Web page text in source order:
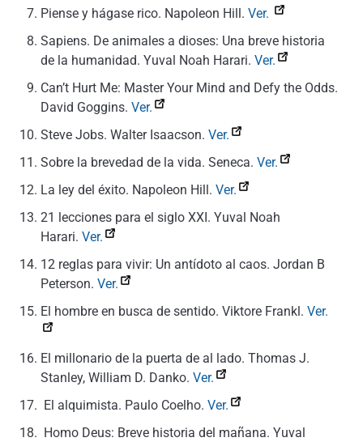
Piense y hágase rico. Napoleon Hill. Ver.
Sapiens. De animales a dioses: Una breve historia
de la humanidad. Yuval Noah Harari. Ver.
Can’t Hurt Me: Master Your Mind and Defy the Odds.
David Goggins. Ver.
Steve Jobs. Walter Isaacson. Ver.
Sobre la brevedad de la vida. Seneca. Ver.
La ley del éxito. Napoleon Hill. Ver.
21 lecciones para el siglo XXI. Yuval Noah
Harari. Ver.
12 reglas para vivir: Un antídoto al caos. Jordan B
Peterson. Ver.
El hombre en busca de sentido. Viktore Frankl. Ver.
El millonario de la puerta de al lado. Thomas J.
Stanley, William D. Danko. Ver.
El alquimista. Paulo Coelho. Ver.
Homo Deus: Breve historia del mañana. Yuval